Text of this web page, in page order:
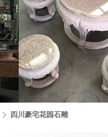
四川豪宅花园石雕